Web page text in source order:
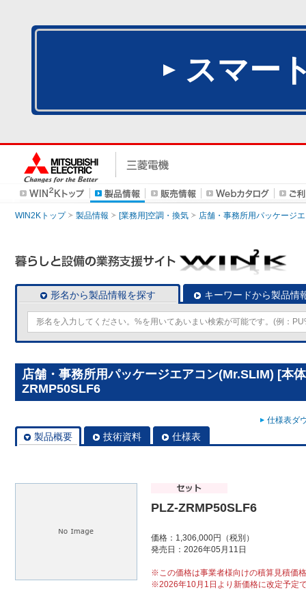
スマー
WIN2Kトップ 製品情報 [業務用]空調・換気 店舗・事務所用パッケージ
形名から製品情報を探す キーワードから製品情
店舗・事務所用パッケージエアコン(Mr.SLIM) [本
ZRMP50SLF6
仕様表ダ
製品概要 技術資料 仕様表
PLZ-ZRMP50SLF6
価格：1,306,000円（税別）
発売日：2026年05月11日
※この価格は事業者様向けの積算見積価
※2026年10月1日より新価格に改定予定